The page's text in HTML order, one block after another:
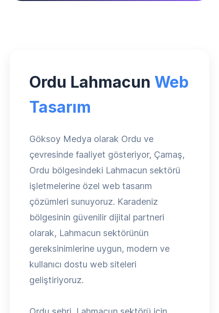
Ordu Lahmacun Web
Tasarım
Göksoy Medya olarak Ordu ve
çevresinde faaliyet gösteriyor, Çamaş,
Ordu bölgesindeki Lahmacun sektörü
işletmelerine özel web tasarım
çözümleri sunuyoruz. Karadeniz
bölgesinin güvenilir dijital partneri
olarak, Lahmacun sektörünün
gereksinimlerine uygun, modern ve
kullanıcı dostu web siteleri
geliştiriyoruz.